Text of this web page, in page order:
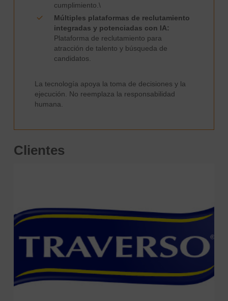
cumplimiento.\
Múltiples plataformas de reclutamiento
integradas y potenciadas con IA:
Plataforma de reclutamiento para
atracción de talento y búsqueda de
candidatos.
La tecnología apoya la toma de decisiones y la
ejecución. No reemplaza la responsabilidad
humana.
Clientes